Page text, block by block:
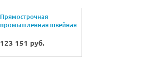
Прямострочная
промышленная швейная
7180A-813P
123 151 руб.